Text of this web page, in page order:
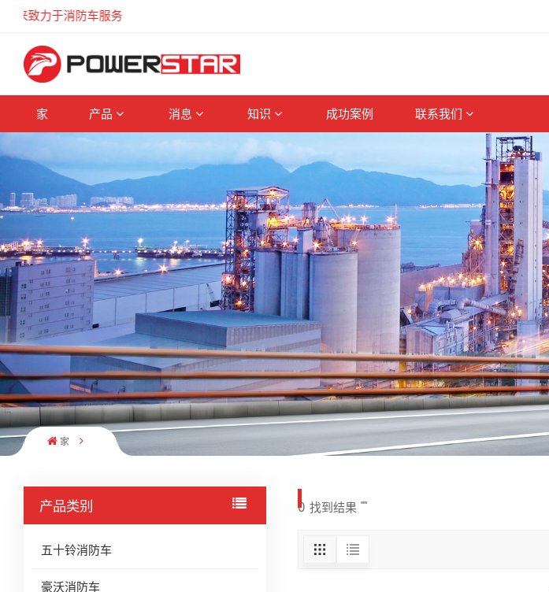
于消防车服务
家 产品 消息 知识 成功案例 联系我们
家
产品类别
五十铃消防车
豪沃消防车
0 找到结果 ""